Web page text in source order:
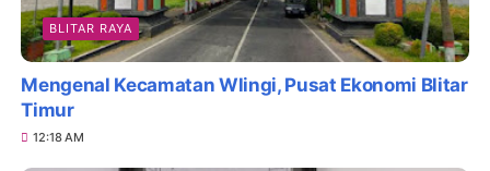
BLITAR RAYA
Mengenal Kecamatan Wlingi, Pusat Ekonomi Blitar
Timur
12:18 AM